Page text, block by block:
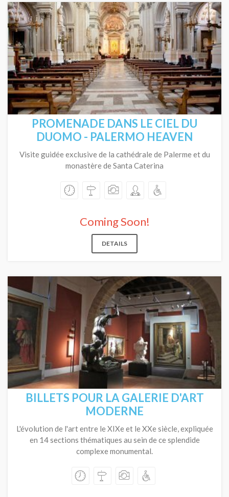
PROMENADE DANS LE CIEL DU
DUOMO - PALERMO HEAVEN
Visite guidée exclusive de la cathédrale de Palerme et du
monastère de Santa Caterina
Coming Soon!
DETAILS
BILLETS POUR LA GALERIE D'ART
MODERNE
L'évolution de l'art entre le XIXe et le XXe siècle, expliquée
en 14 sections thématiques au sein de ce splendide
complexe monumental.